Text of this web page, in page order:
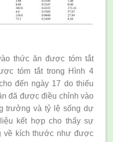
thức ăn được tóm tắt
tóm tắt trong Hình 4
đến ngày 17 do thiếu
đã được điều chỉnh vào
trưởng và tỷ lệ sống dự
kết hợp cho thấy sự
về kích thước như được